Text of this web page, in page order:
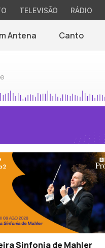
TELEVISÃO RÁDIO
Antena Canto
Sinfonia de Mahler